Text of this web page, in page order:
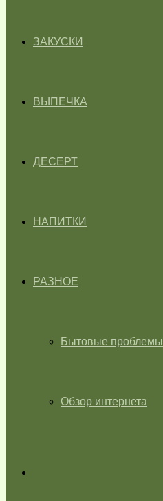
ЗАКУСКИ
ВЫПЕЧКА
ДЕСЕРТ
НАПИТКИ
РАЗНОЕ
Бытовые проблемы
Обзор интернета